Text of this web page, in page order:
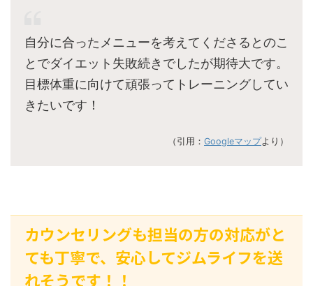
自分に合ったメニューを考えてくださるとのこ
とでダイエット失敗続きでしたが期待大です。
目標体重に向けて頑張ってトレーニングしてい
きたいです！
（引用： Googleマップより）
カウンセリングも担当の方の対応がと
ても丁寧で、安心してジムライフを送
れそうです！！